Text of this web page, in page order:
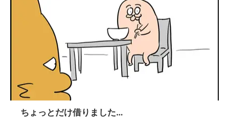
ちょっとだけ借りました…